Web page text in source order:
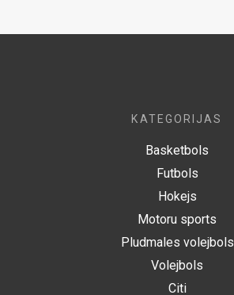
KATEGORIJAS
Basketbols
Futbols
Hokejs
Motoru sports
Pludmales volejbols
Volejbols
Citi